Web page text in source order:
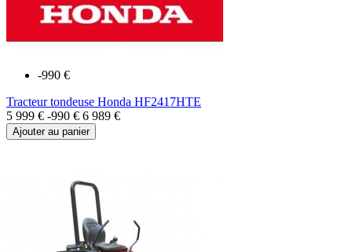
-990 €
Tracteur tondeuse Honda HF2417HTE
5 999 € -990 € 6 989 €
Ajouter au panier